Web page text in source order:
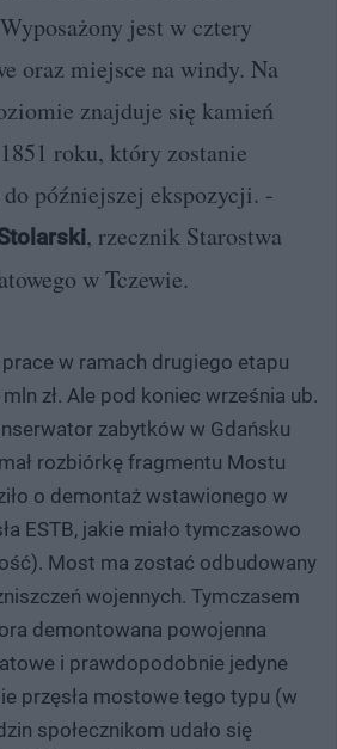
jest w cztery
oraz miejsce na windy. Na
znajduje się kamień
roku, który zostanie
późniejszej ekspozycji. -
, rzecznik Starostwa
w Tczewie.
prace w ramach drugiego etapu
zł. Ale pod koniec września ub.
zabytków w Gdańsku
rozbiórkę fragmentu Mostu
o demontaż wstawionego w
ESTB, jakie miało tymczasowo
Most ma zostać odbudowany
wojennych. Tymczasem
demontowana powojenna
i prawdopodobnie jedyne
przęsła mostowe tego typu (w
społecznikom udało się